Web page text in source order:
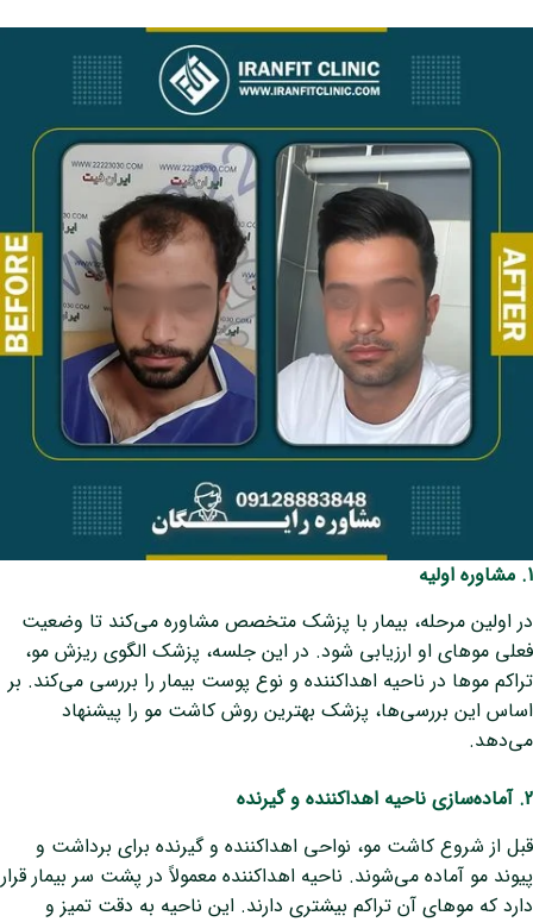
1. مشاوره اولیه
در اولین مرحله، بیمار با پزشک متخصص مشاوره می‌کند تا وضعیت
فعلی موهای او ارزیابی شود. در این جلسه، پزشک الگوی ریزش مو،
تراکم موها در ناحیه اهداکننده و نوع پوست بیمار را بررسی می‌کند. بر
اساس این بررسی‌ها، پزشک بهترین روش کاشت مو را پیشنهاد
می‌دهد.
2. آماده‌سازی ناحیه اهداکننده و گیرنده
قبل از شروع کاشت مو، نواحی اهداکننده و گیرنده برای برداشت و
پیوند مو آماده می‌شوند. ناحیه اهداکننده معمولاً در پشت سر بیمار قرار
دارد که موهای آن تراکم بیشتری دارند. این ناحیه به دقت تمیز و